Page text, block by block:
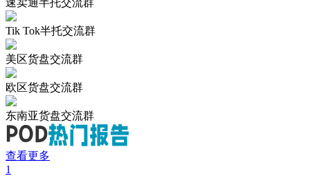
Tik Tok半托交流群
美区货盘交流群
欧区货盘交流群
东南亚货盘交流群
查看更多
1